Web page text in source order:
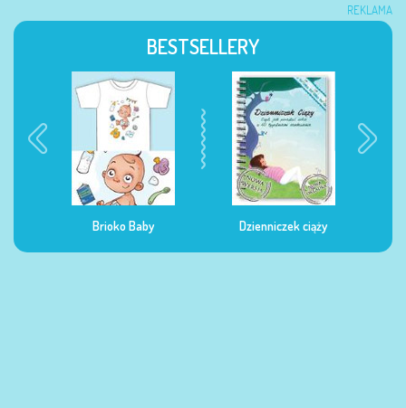
REKLAMA
BESTSELLERY
Dzienniczek ciąży Dzienniczek żywienia